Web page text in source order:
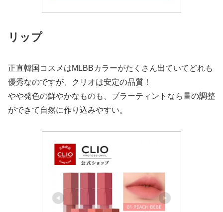
リップ
正直韓国コスメはMLBBカラーがたくさん出ていてどれも
優秀なのですが、クリオは安定の品質！
やや発色の鮮やかなものも、ブラーティントなら量の調整
ができて自然に作り込みやすい。